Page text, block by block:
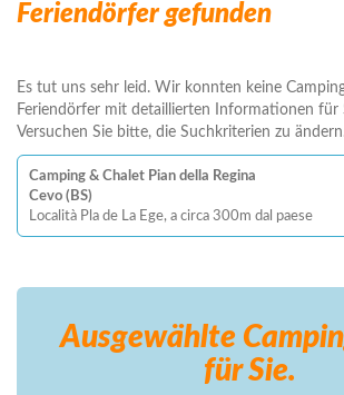
Feriendörfer gefunden
Es tut uns sehr leid. Wir konnten keine
Feriendörfer mit detaillierten Informationen für
Versuchen Sie bitte, die Suchkriterien zu
Camping & Chalet Pian della Regina
Cevo (BS)
Località Pla de La Ege, a circa 300m dal paese
Ausgewählte
für Sie.